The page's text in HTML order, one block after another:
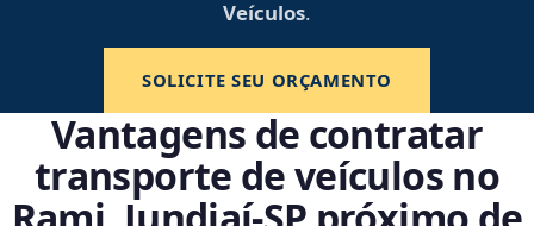
Veículos.
SOLICITE SEU ORÇAMENTO
Vantagens de contratar
transporte de veículos no